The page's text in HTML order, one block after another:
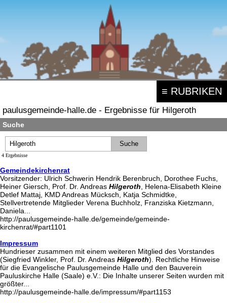
≡ RUBRIKEN
paulusgemeinde-halle.de - Ergebnisse für Hilgeroth
Suche
4 Ergebnisse
Gemeindekirchenrat
Vorsitzender: Ulrich Schwerin Hendrik Berenbruch, Dorothee Fuchs,
Heiner Giersch, Prof. Dr. Andreas Hilgeroth , Helena-Elisabeth Kleine
Detlef Mattaj, KMD Andreas Mücksch, Katja Schmidtke,
Stellvertretende Mitglieder Verena Buchholz, Franziska Kietzmann,
Daniela...
http://paulusgemeinde-halle.de/gemeinde/gemeinde-
kirchenrat/#part1101
Impressum
Hundrieser zusammen mit einem weiteren Mitglied des Vorstandes
(Siegfried Winkler, Prof. Dr. Andreas Hilgeroth). Rechtliche Hinweise
für die Evangelische Paulusgemeinde Halle und den Bauverein
Pauluskirche Halle (Saale) e.V.: Die Inhalte unserer Seiten wurden mit
größter...
http://paulusgemeinde-halle.de/impressum/#part1153